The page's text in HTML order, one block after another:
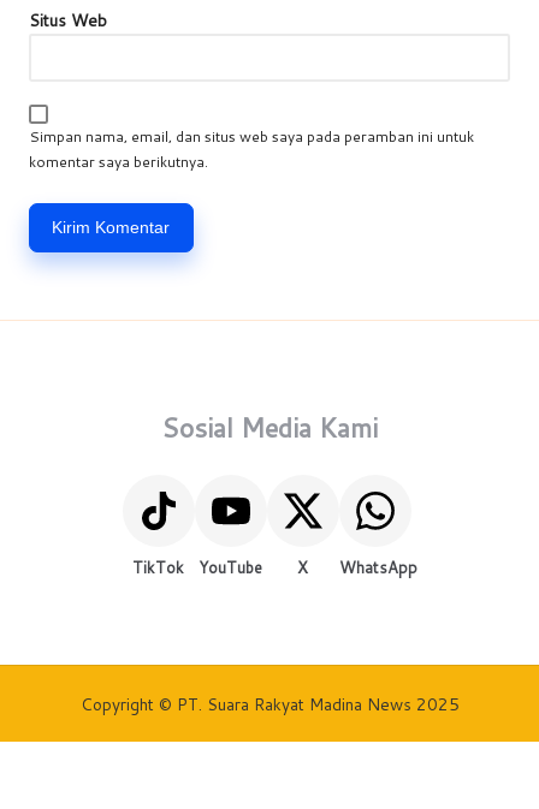
Situs Web
Simpan nama, email, dan situs web saya pada peramban ini untuk
komentar saya berikutnya.
Sosial Media Kami
TikTok YouTube X WhatsApp
Copyright © PT. Suara Rakyat Madina News 2025